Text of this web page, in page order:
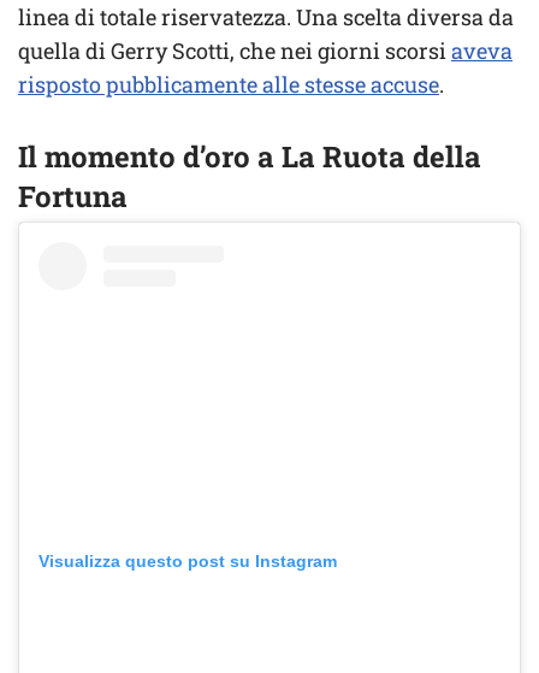
linea di totale riservatezza. Una scelta diversa da
quella di Gerry Scotti, che nei giorni scorsi aveva
risposto pubblicamente alle stesse accuse.
Il momento d’oro a La Ruota della
Fortuna
Visualizza questo post su Instagram